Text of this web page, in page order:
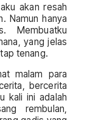
akan resah
Namun hanya
Membuatku
yang jelas
tenang.
malam para
bercerita
kali ini adalah
rembulan,